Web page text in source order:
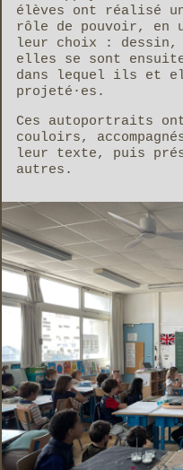
élèves ont réalisé
rôle de pouvoir, en
leur choix :
elles se sont
dans lequel ils et
projeté·es.
Ces autoportraits
couloirs,
leur texte, puis
autres.